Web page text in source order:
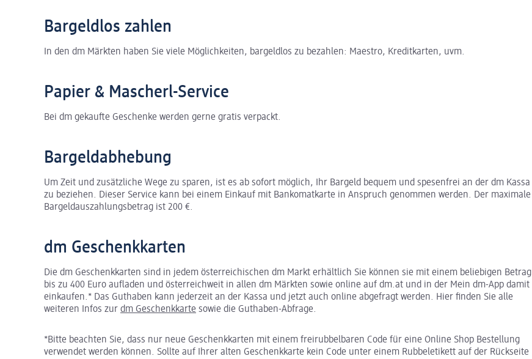
Bargeldlos zahlen
In den dm Märkten haben Sie viele Möglichkeiten, bargeldlos zu bezahlen: Maestro, Kreditkarten, uvm.
Papier & Mascherl-Service
Bei dm gekaufte Geschenke werden gerne gratis verpackt.
Bargeldabhebung
Um Zeit und zusätzliche Wege zu sparen, ist es ab sofort möglich, Ihr Bargeld bequem und spesenfrei an der dm Kassa
zu beziehen. Dieser Service kann bei einem Einkauf mit Bankomatkarte in Anspruch genommen werden. Der maximale
Bargeldauszahlungsbetrag ist 200 €.
dm Geschenkkarten
Die dm Geschenkkarten sind in jedem österreichischen dm Markt erhältlich Sie können sie mit einem beliebigen Betrag
bis zu 400 Euro aufladen und österreichweit in allen dm Märkten sowie online auf dm.at und in der Mein dm-App damit
einkaufen.* Das Guthaben kann jederzeit an der Kassa und jetzt auch online abgefragt werden. Hier finden Sie alle
weiteren Infos zur dm Geschenkkarte sowie die Guthaben-Abfrage.
*Bitte beachten Sie, dass nur neue Geschenkkarten mit einem freirubbelbaren Code für eine Online Shop Bestellung
verwendet werden können. Sollte auf Ihrer alten Geschenkkarte kein Code unter einem Rubbeletikett auf der Rückseite